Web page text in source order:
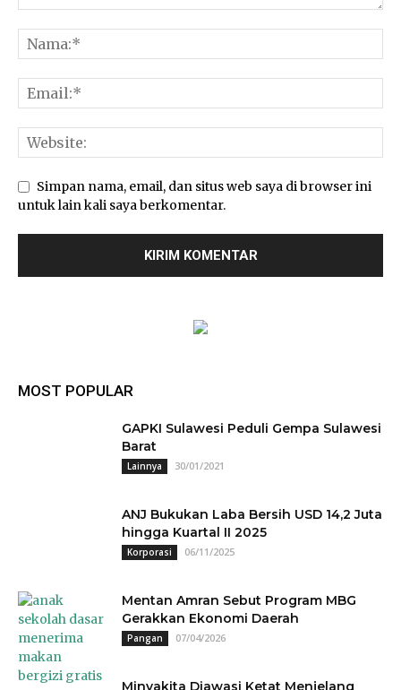
Simpan nama, email, dan situs web saya di browser ini
untuk lain kali saya berkomentar.
MOST POPULAR
GAPKI Sulawesi Peduli Gempa Sulawesi
Barat
Lainnya 30/01/2021
ANJ Bukukan Laba Bersih USD 14,2 Juta
hingga Kuartal II 2025
Korporasi 06/11/2025
Mentan Amran Sebut Program MBG
Gerakkan Ekonomi Daerah
Pangan 07/04/2026
Minyakita Diawasi Ketat Menjelang